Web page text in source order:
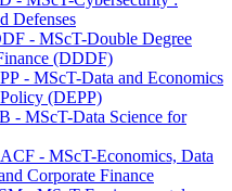
Defenses
- MScT-Double Degree
(DDDF)
- MScT-Data and Economics
(DEPP)
- MScT-Data Science for
- MScT-Economics, Data
Corporate Finance